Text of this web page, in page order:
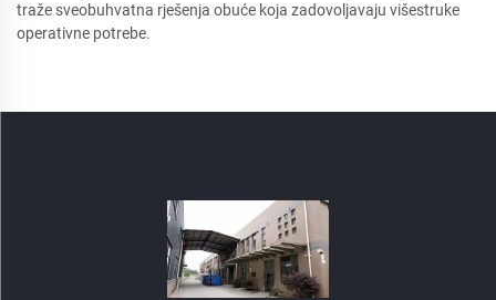
traže sveobuhvatna rješenja obuće koja zadovoljavaju višestruke
operativne potrebe.